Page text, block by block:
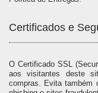
Certificados e
O Certificado SSL
aos visitantes deste
compras. Evita também